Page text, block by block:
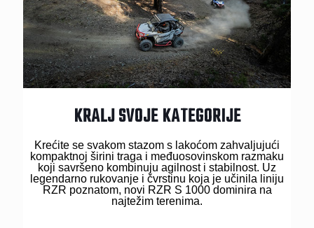
KRALJ SVOJE KATEGORIJE
Krećite se svakom stazom s lakoćom zahvaljujući
kompaktnoj širini traga i međuosovinskom razmaku
koji savršeno kombinuju agilnost i stabilnost. Uz
legendarno rukovanje i čvrstinu koja je učinila liniju
RZR poznatom, novi RZR S 1000 dominira na
najtežim terenima.